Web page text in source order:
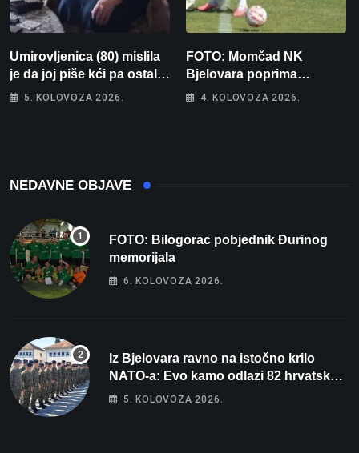
Umirovljenica (80) mislila
je da joj piše kći pa ostala
bez 1000 eura
5. KOLOVOZA 2026.
FOTO: Momčad NK
Bjelovara poprima
jesenski izgled
4. KOLOVOZA 2026.
NEDAVNE OBJAVE
FOTO: Bilogorac pobjednik Đurinog
memorijala
6. KOLOVOZA 2026.
Iz Bjelovara ravno na istočno krilo
NATO-a: Evo kamo odlazi 82 hrvatska
vojnika i 6 vojnikinja
5. KOLOVOZA 2026.